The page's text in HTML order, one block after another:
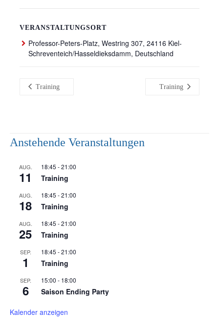
VERANSTALTUNGSORT
Professor-Peters-Platz, Westring 307, 24116 Kiel-
Schreventeich/Hasseldieksdamm, Deutschland
Training Training
Anstehende Veranstaltungen
AUG.
11
18:45 -21:00
Training
AUG.
18
18:45 -21:00
Training
AUG.
25
18:45 -21:00
Training
SEP.
1
18:45 -21:00
Training
SEP.
6
15:00 - 18:00
Saison Ending Party
Kalender anzeigen